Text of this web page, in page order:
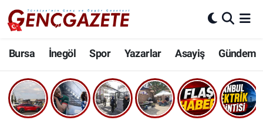
Bursa İnegöl Spor Yazarlar Asayiş Gündem
Bursa
İnegöl
3.SAYFA
Nöbetçi Eczaneler
Hava Durumu
Trafik Durumu